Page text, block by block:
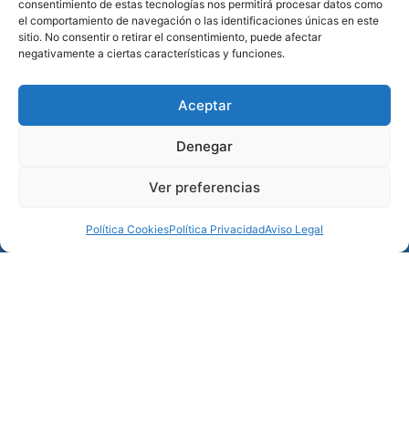
consentimiento de estas tecnologías nos permitirá procesar datos como
el comportamiento de navegación o las identificaciones únicas en este
sitio. No consentir o retirar el consentimiento, puede afectar
negativamente a ciertas características y funciones.
Aceptar
Denegar
Ver preferencias
Política CookiesPolítica PrivacidadAviso Legal
Cuadro
médico
Política
Cookies
cookies de
marketing
y permitir
este